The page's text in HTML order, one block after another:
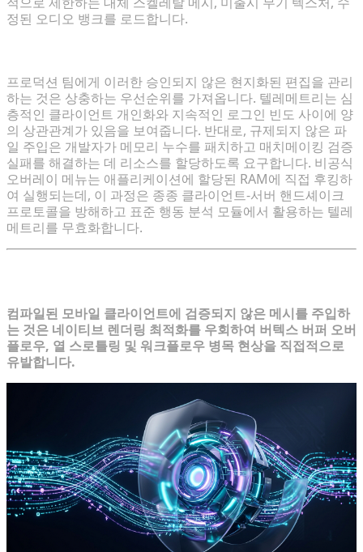
정된 오디오 뱅크를 로드합니다.
프로덕션 팀에게 이러한 승인되지 않은 현지화된 편집을 관리
하는 것은 상충하는 우선순위를 가져옵니다. 텔레메트리는 심
층적인 클라이언트 개인화와 지속적인 로그인 빈도 사이에 양
의 상관관계가 있음을 보여줍니다. 반대로, 규제되지 않은 파
일 주입은 개발자가 메모리 누수를 패치하고 매치메이킹 검증
실패를 해결하는 데 리소스를 할당하도록 요구합니다. 비공식
오버레이 메뉴는 애플리케이션에 할당된 RAM에 직접 후킹하
여 실행되는데, 이 과정은 종종 클라이언트-서버 핸드셰이크
프로토콜을 방해하고 표준 행동 분석 모듈에서 활용하는 텔레
메트리를 무효화합니다.
컴파일된 모바일 클라이언트에 검증되지 않은 메시를 주입하
는 것은 네이티브 렌더링 최적화를 우회하여 버텍스 버퍼 오버
플로우, 열 스로틀링 및 워크플로우 병목 현상을 직접적으로
유발합니다.